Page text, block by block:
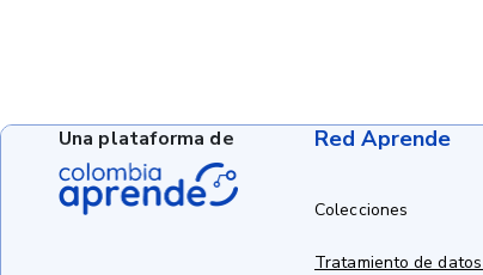
Red Aprende
Colecciones
Tratamiento de
Una plataforma de